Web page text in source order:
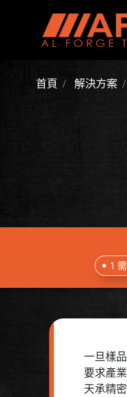
首頁 解決方案
1
一旦樣
要求產
天承精